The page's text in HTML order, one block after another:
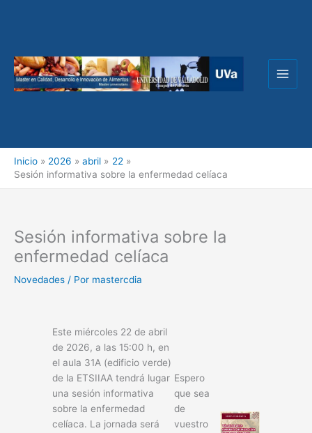
Inicio 2026 abril
22
Sesión informativa sobre la enfermedad celíaca
Sesión informativa sobre la
enfermedad celíaca
Novedades / Por mastercdia
Este miércoles 22 de abril
de 2026, a las 15:00 h, en
el aula 31A (edificio verde)
de la ETSIIAA tendrá lugar
una sesión informativa
sobre la enfermedad
celíaca. La jornada será
Espero
que sea
de
vuestro